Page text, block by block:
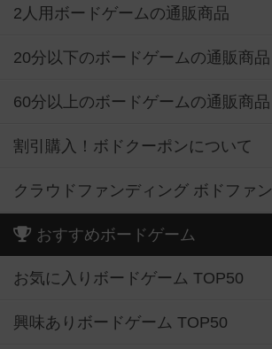
2人用ボードゲームの通販商品
20分以下のボードゲームの通販商品
60分以上のボードゲームの通販商品
割引購入！ボドクーポンについて
クラウドファンディング ボドファン
おすすめボードゲーム
お気に入りボードゲーム TOP50
興味ありボードゲーム TOP50